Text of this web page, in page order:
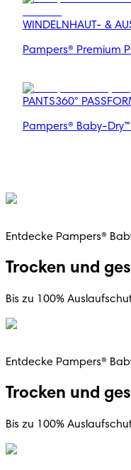
WINDELN HAUT- &
Pampers® Premium
PANTS360°
Pampers® Baby-
Entdecke Pampers®
Trocken und
Bis zu 100%
Entdecke Pampers®
Trocken und
Bis zu 100%